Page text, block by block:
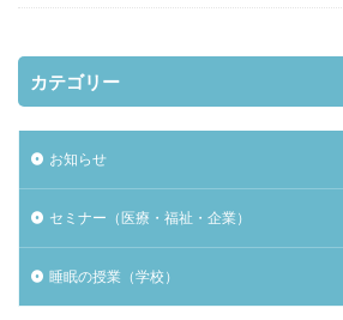
カテゴリー
お知らせ
セミナー（医療・福祉・企業）
睡眠の授業（学校）